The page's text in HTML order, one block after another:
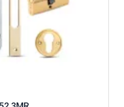
ya da
yer aldığı geniş ürün
öncelikle ihtiyaçlarınızı göz
gömme kilidi ahşap
kapınıza uygun modeli
geniş tip ve dar tip